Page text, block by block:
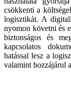
csökkenti a
logisztikát. A
nyomon követni és
biztonságos és
kapcsolatos
hatással lesz a
valamint hozzájárul